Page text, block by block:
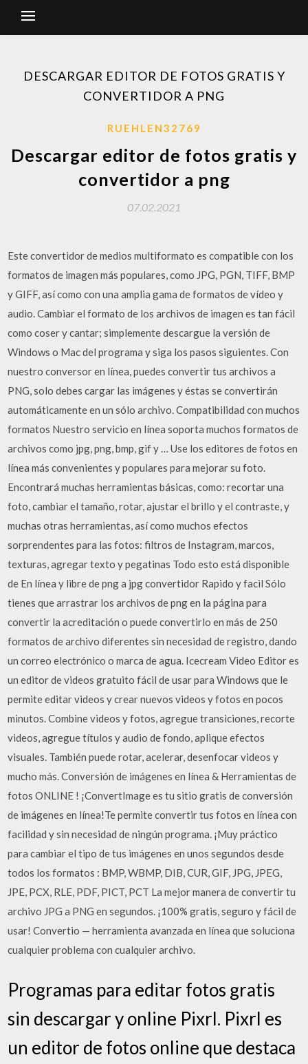
DESCARGAR EDITOR DE FOTOS GRATIS Y
CONVERTIDOR A PNG
RUEHLEN32769
Descargar editor de fotos gratis y
convertidor a png
07.02.2021
Este convertidor de medios multiformato es compatible con los
formatos de imagen más populares, como JPG, PGN, TIFF, BMP
y GIFF, así como con una amplia gama de formatos de vídeo y
audio. Cambiar el formato de los archivos de imagen es tan fácil
como coser y cantar; simplemente descargue la versión de
Windows o Mac del programa y siga los pasos siguientes. Con
nuestro conversor en línea, puedes convertir tus archivos a
PNG, solo debes cargar las imágenes y éstas se convertirán
automáticamente en un sólo archivo. Compatibilidad con muchos
formatos Nuestro servicio en línea soporta muchos formatos de
archivos como jpg, png, bmp, gif y … Use los editores de fotos en
línea más convenientes y populares para mejorar su foto.
Encontrará muchas herramientas básicas, como: recortar una
foto, cambiar el tamaño, rotar, ajustar el brillo y el contraste, y
muchas otras herramientas, así como muchos efectos
sorprendentes para las fotos: filtros de Instagram, marcos,
texturas, agregar texto y pegatinas Todo esto está disponible
de En línea y libre de png a jpg convertidor Rapido y facil Sólo
tienes que arrastrar los archivos de png en la página para
convertir la acreditación o puede convertirlo en más de 250
formatos de archivo diferentes sin necesidad de registro, dando
un correo electrónico o marca de agua. Icecream Video Editor es
un editor de videos gratuito fácil de usar para Windows que le
permite editar videos y crear nuevos videos y fotos en pocos
minutos. Combine videos y fotos, agregue transiciones, recorte
videos, agregue títulos y audio de fondo, aplique efectos
visuales. También puede rotar, acelerar, desenfocar videos y
mucho más. Conversión de imágenes en línea & Herramientas de
fotos ONLINE ! ¡ConvertImage es tu sitio gratis de conversión
de imágenes en línea!Te permite convertir tus fotos en línea con
facilidad y sin necesidad de ningún programa. ¡Muy práctico
para cambiar el tipo de tus imágenes en unos segundos desde
todos los formatos : BMP, WBMP, DIB, CUR, GIF, JPG, JPEG,
JPE, PCX, RLE, PDF, PICT, PCT La mejor manera de convertir tu
archivo JPG a PNG en segundos. ¡100% gratis, seguro y fácil de
usar! Convertio — herramienta avanzada en línea que soluciona
cualquier problema con cualquier archivo.
Programas para editar fotos gratis
sin descargar y online Pixrl. Pixrl es
un editor de fotos online que destaca